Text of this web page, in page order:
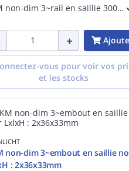
LKM non-dim 3~rail en saillie 3000mmblanc LxlxH : 3000x36x33mm
vous pour voir vos
et les stocks
non-dim 3~embout en saillie
: 2x36x33mm